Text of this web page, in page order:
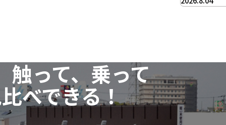
触って、乗って
べできる！